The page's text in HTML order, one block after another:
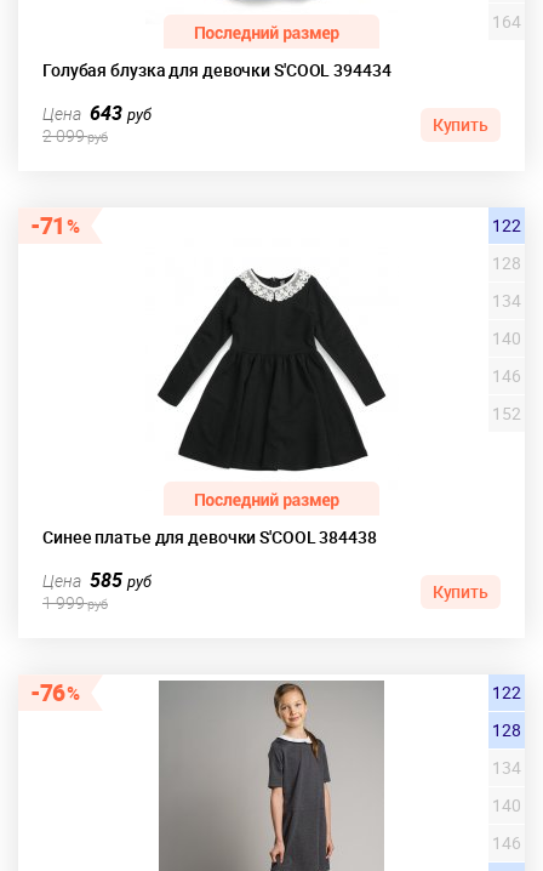
Голубая блузка для девочки S'COOL 394434
164
Цена 643руб
2 099руб
Купить
71
Синее платье для девочки S'COOL 384438
122
128
134
140
146
152
Цена 585руб
1 999руб
Купить
76
122
128
134
140
146